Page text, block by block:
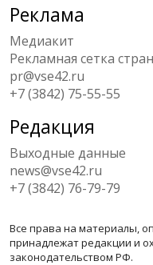
Реклама
Медиакит
Рекламная сетка
pr@vse42.ru
+7 (3842) 75-55-55
Редакция
Выходные данные
news@vse42.ru
+7 (3842) 76-79-79
Все права на материалы,
принадлежат редакции и
законодательством РФ.